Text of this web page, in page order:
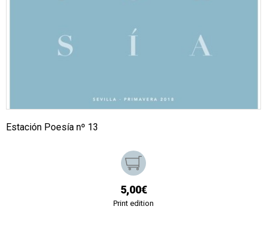
Estación Poesía nº 13
5,00€
Print edition